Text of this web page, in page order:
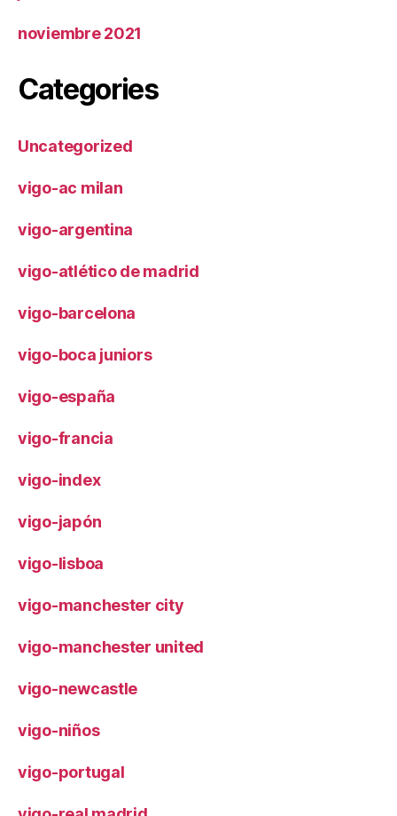
noviembre 2021
Categories
Uncategorized
vigo-ac milan
vigo-argentina
vigo-atlético de madrid
vigo-barcelona
vigo-boca juniors
vigo-españa
vigo-francia
vigo-index
vigo-japón
vigo-lisboa
vigo-manchester city
vigo-manchester united
vigo-newcastle
vigo-niños
vigo-portugal